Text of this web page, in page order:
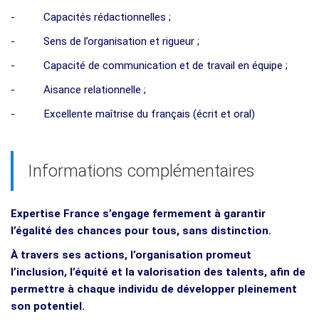
- Capacités rédactionnelles ;
- Sens de l’organisation et rigueur ;
- Capacité de communication et de travail en équipe ;
- Aisance relationnelle ;
- Excellente maîtrise du français (écrit et oral)
Informations complémentaires
Expertise France s’engage fermement à garantir
l’égalité des chances pour tous, sans distinction.
À travers ses actions, l’organisation promeut
l’inclusion, l’équité et la valorisation des talents, afin de
permettre à chaque individu de développer pleinement
son potentiel.